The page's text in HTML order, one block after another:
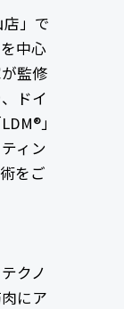
」で
中心
監修
ドイ
」
ィン
をご
クノ
にア